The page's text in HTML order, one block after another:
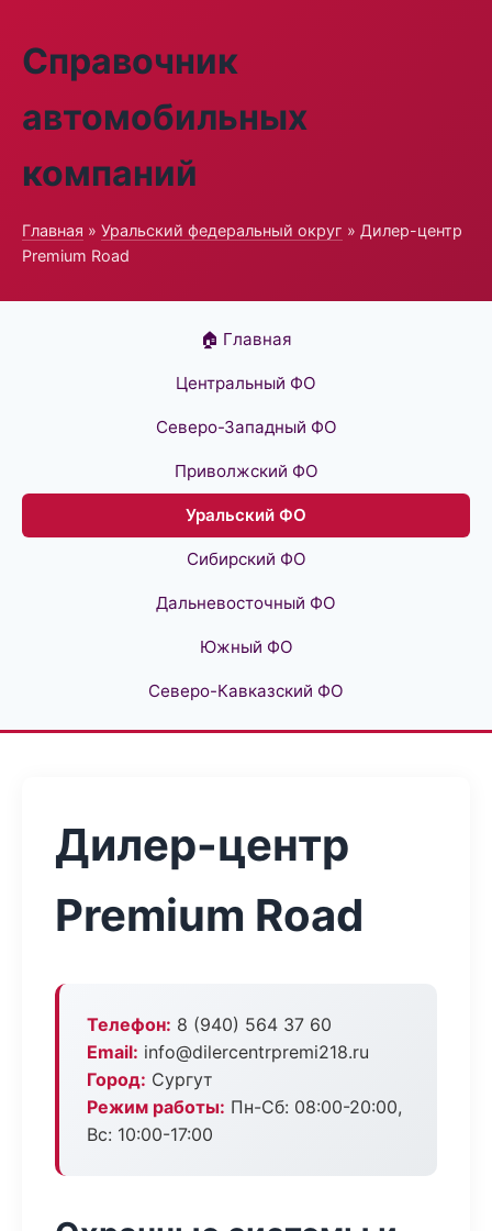
Справочник
автомобильных
компаний
Главная » Уральский федеральный округ » Дилер-центр
Premium Road
🏠 Главная
Центральный ФО
Северо-Западный ФО
Приволжский ФО
Уральский ФО
Сибирский ФО
Дальневосточный ФО
Южный ФО
Северо-Кавказский ФО
Дилер-центр
Premium Road
Телефон: 8 (940) 564 37 60
Email: info@dilercentrpremi218.ru
Город: Сургут
Режим работы: Пн-Сб: 08:00-20:00,
Вс: 10:00-17:00